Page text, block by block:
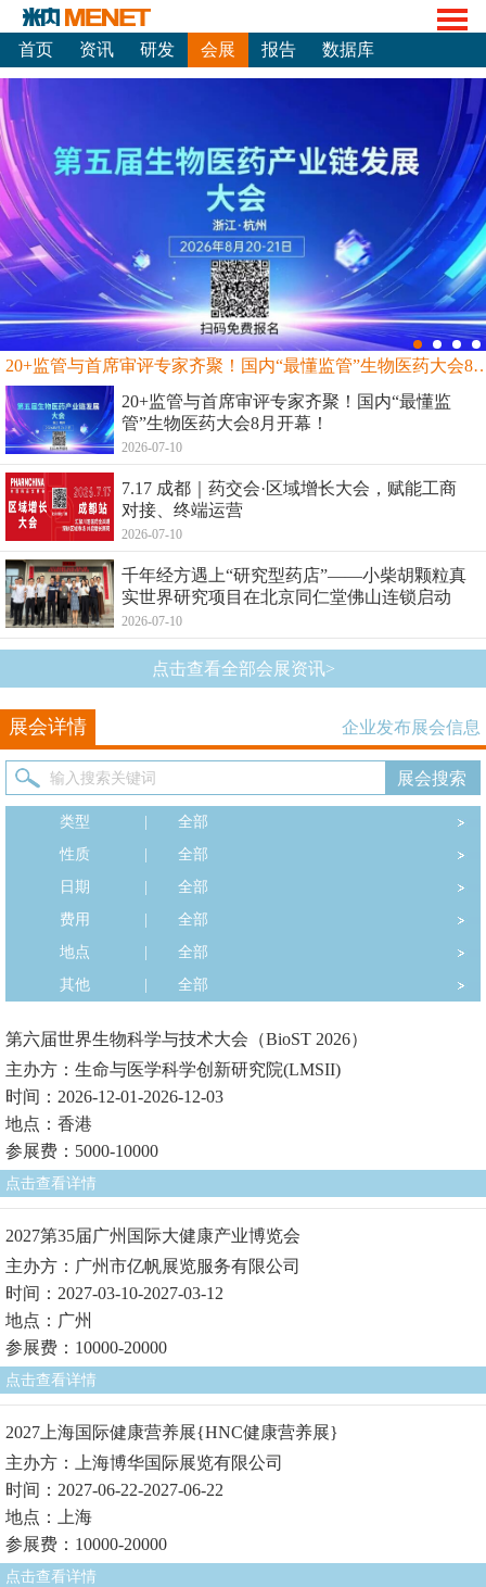
首页 资讯 研发 会展 报告 数据库
20+监管与首席审评专家齐聚！国内“最
20+监管与首席审评专家齐聚！国内“最懂监
管”生物医药大会8月开幕！
2026-07-10
7.17 成都｜药交会·区域增长大会，赋能工商
对接、终端运营
2026-07-10
千年经方遇上“研究型药店”——小柴胡颗粒真
实世界研究项目在北京同仁堂佛山连锁启动
2026-07-10
点击查看全部会展资讯>
展会详情 企业发布展会信息
类型
全部
性质
全部
日期
全部
费用
全部
地点
全部
其他
全部
第六届世界生物科学与技术大会（BioST 2026）
主办方：生命与医学科学创新研究院(LMSII)
时间：2026-12-01-2026-12-03
地点：香港
参展费：5000-10000
点击查看详情
2027第35届广州国际大健康产业博览会
主办方：广州市亿帆展览服务有限公司
时间：2027-03-10-2027-03-12
地点：广州
参展费：10000-20000
点击查看详情
2027上海国际健康营养展{HNC健康营养展}
主办方：上海博华国际展览有限公司
时间：2027-06-22-2027-06-22
地点：上海
参展费：10000-20000
点击查看详情